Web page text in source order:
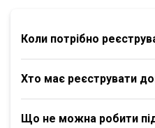
Коли потрібно
Хто має реєструвати
Що не можна робити під